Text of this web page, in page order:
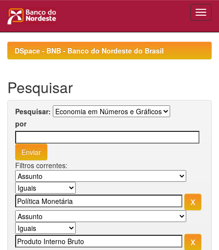
navigationDSpace - BNB - Banco do Nordeste do Brasil
Pesquisar
Pesquisar:
por
Filtros correntes: